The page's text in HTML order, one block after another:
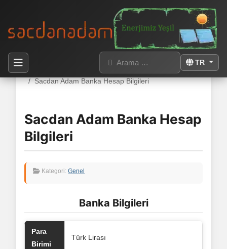
Dilinizi seçin
TR
Arama
Buradasınız:
Sacdan Adam Banka Hesap Bilgileri
Sacdan Adam Banka Hesap
Bilgileri
Kategori:Genel
Banka Bilgileri
Para
Birimi
Türk Lirası